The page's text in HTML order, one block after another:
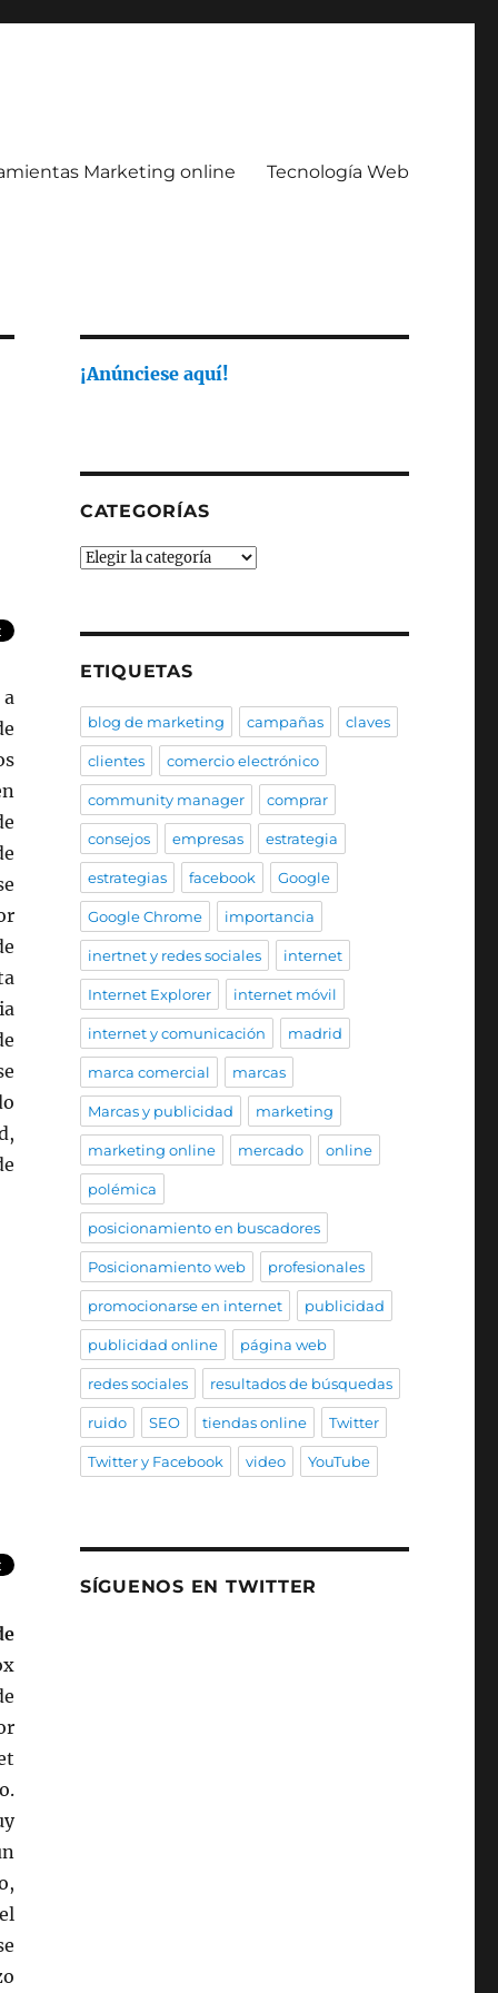
Marketing online Tecnología Web
¡Anúnciese aquí!
CATEGORÍAS
Categorías
ETIQUETAS
blog de marketing campañas claves
clientes comercio electrónico
community manager comprar
consejos empresas estrategia
estrategias facebook Google
Google Chrome importancia
inertnet y redes sociales internet
Internet Explorer internet móvil
internet y comunicación madrid
marca comercial marcas
Marcas y publicidad marketing
marketing online mercado online
polémica
posicionamiento en buscadores
Posicionamiento web profesionales
promocionarse en internet publicidad
publicidad online página web
redes sociales resultados de búsquedas
ruido SEO tiendas online Twitter
Twitter y Facebook video YouTube
SÍGUENOS EN TWITTER